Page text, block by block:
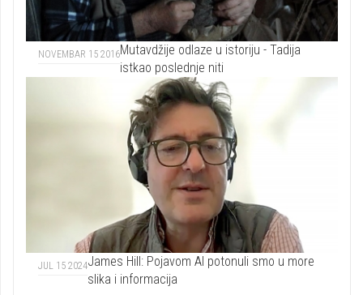
NOVEMBAR 15 2016Mutavdžije odlaze u istoriju - Tadija
istkao poslednje niti
JUL 15 2024James Hill: Pojavom AI potonuli smo u more
slika i informacija